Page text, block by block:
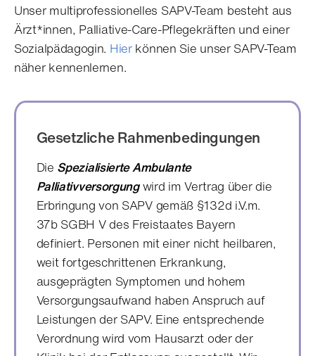
Unser multiprofessionelles SAPV-Team besteht aus
Ärzt*innen, Palliative-Care-Pflegekräften und einer
Sozialpädagogin. Hierkönnen Sie unser SAPV-Team
näher kennenlernen.
Gesetzliche Rahmenbedingungen
Die Spezialisierte Ambulante
Palliativversorgungwird im Vertrag über die
Erbringung von SAPV gemäß §132d i.V.m.
37b SGBH V des Freistaates Bayern
definiert. Personen mit einer nicht heilbaren,
weit fortgeschrittenen Erkrankung,
ausgeprägten Symptomen und hohem
Versorgungsaufwand haben Anspruch auf
Leistungen der SAPV. Eine entsprechende
Verordnung wird vom Hausarzt oder der